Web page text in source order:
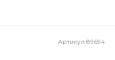
Артикул 89694